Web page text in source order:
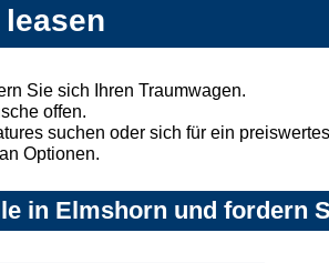
Sie sich Ihren Traumwagen.
offen.
suchen oder sich für ein
Optionen.
in Elmshorn und fordern